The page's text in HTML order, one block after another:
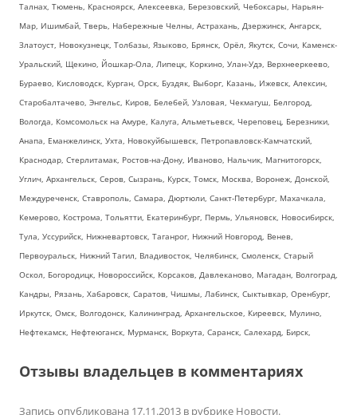
Талнах, Тюмень, Красноярск, Алексеевка, Березовский, Чебоксары, Нарьян-
Мар, Ишимбай, Тверь, Набережные Челны, Астрахань, Дзержинск, Ангарск,
Златоуст, Новокузнецк, Толбазы, Языково, Брянск, Орёл, Якутск, Сочи, Каменск-
Уральский, Щекино, Йошкар-Ола, Липецк, Коркино, Улан-Удэ, Верхнееркеево,
Бураево, Кисловодск, Курган, Орск, Буздяк, Выборг, Казань, Ижевск, Алексин,
Старобалтачево, Энгельс, Киров, Белебей, Узловая, Чекмагуш, Белгород,
Вологда, Комсомольск на Амуре, Калуга, Альметьевск, Череповец, Березники,
Анапа, Еманжелинск, Ухта, Новокуйбышевск, Петропавловск-Камчатский,
Краснодар, Стерлитамак, Ростов-на-Дону, Иваново, Нальчик, Магнитогорск,
Углич, Архангельск, Серов, Сызрань, Курск, Томск, Москва, Воронеж, Донской,
Междуреченск, Ставрополь, Самара, Дюртюли, Санкт-Петербург, Махачкала,
Кемерово, Кострома, Тольятти, Екатеринбург, Пермь, Ульяновск, Новосибирск,
Тула, Уссурийск, Нижневартовск, Таганрог, Нижний Новгород, Венев,
Первоуральск, Нижний Тагил, Владивосток, Челябинск, Смоленск, Старый
Оскол, Богородицк, Новороссийск, Корсаков, Давлеканово, Магадан, Волгоград,
Кандры, Рязань, Хабаровск, Саратов, Чишмы, Лабинск, Сыктывкар, Оренбург,
Иркутск, Омск, Волгодонск, Калининград, Архангельское, Киреевск, Мулино,
Нефтекамск, Нефтеюганск, Мурманск, Воркута, Саранск, Салехард, Бирск,
Отзывы владельцев в комментариях
Запись опубликована 17.11.2013 в рубрике Новости.